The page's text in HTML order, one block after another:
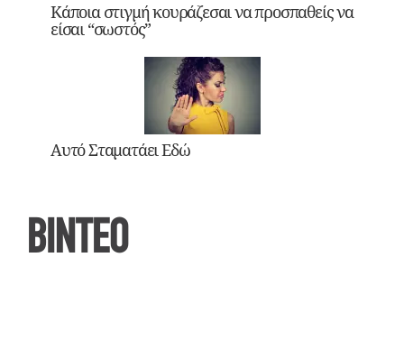
Κάποια στιγμή κουράζεσαι να προσπαθείς να
είσαι “σωστός”
Αυτό Σταματάει Εδώ
ΒΙΝΤΕΟ